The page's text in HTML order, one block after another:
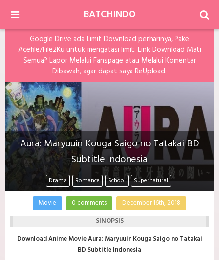
BATCHINDO
Google Drive ada Limit Download perharinya, Pake
Acefile/File2Ku untuk mengatasi limit. Link Download Mati
Semua? Lapor Melalui Fanspage atau Melalui Komentar
Dibawah, agar dapat saya ReUpload.
Aura: Maryuuin Kouga Saigo no Tatakai BD
Subtitle Indonesia
Drama Romance School Supernatural
Movie 0 comments December 16th, 2018
SINOPSIS
Download Anime Movie Aura: Maryuuin Kouga Saigo no Tatakai
BD Subtitle Indonesia